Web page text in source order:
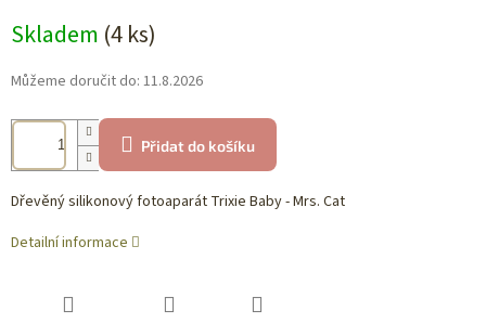
cena:
Skladem (4 ks)
Můžeme doručit do: 11.8.2026
Přidat do košíku
Dřevěný silikonový fotoaparát Trixie Baby - Mrs. Cat
Detailní informace